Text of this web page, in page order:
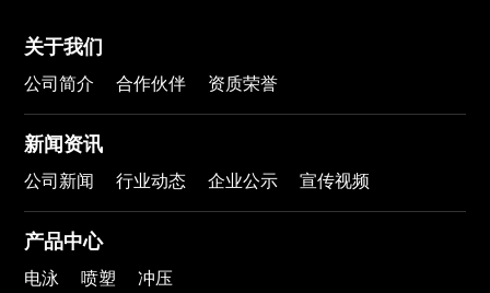
关于我们
公司简介 合作伙伴 资质荣誉
新闻资讯
公司新闻 行业动态 企业公示 宣传视频
产品中心
电泳 喷塑 冲压